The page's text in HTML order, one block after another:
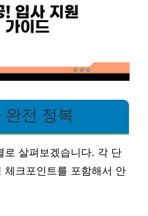
완전 정복
로 살펴보겠습니다. 각 단
체크포인트를 포함해서 안